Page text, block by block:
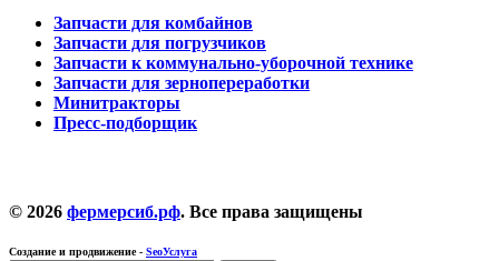
Запчасти для комбайнов
Запчасти для погрузчиков
Запчасти к коммунально-уборочной технике
Запчасти для зернопереработки
Минитракторы
Пресс-подборщик
© 2026 фермерсиб.рф. Все права защищены
Создание и продвижение - SeoУслуга